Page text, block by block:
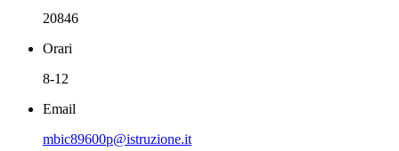
20846
Orari
8-12
Email
mbic89600p@istruzione.it